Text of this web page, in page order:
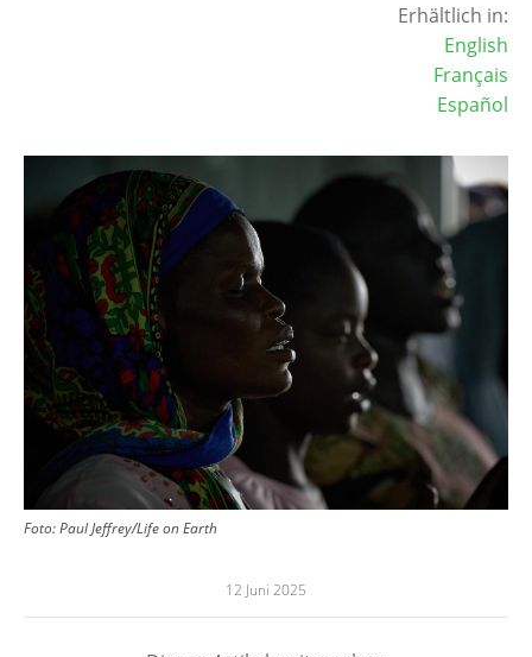
Erhältlich in:
English
Français
Español
Foto:Paul Jeffrey/Life on Earth
12 Juni 2025